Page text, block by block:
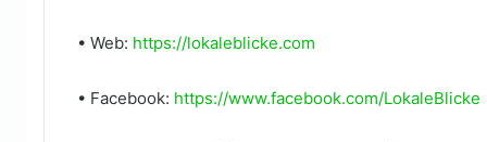
• Web: https://lokaleblicke.com
• Facebook: https://www.facebook.com/LokaleBlicke